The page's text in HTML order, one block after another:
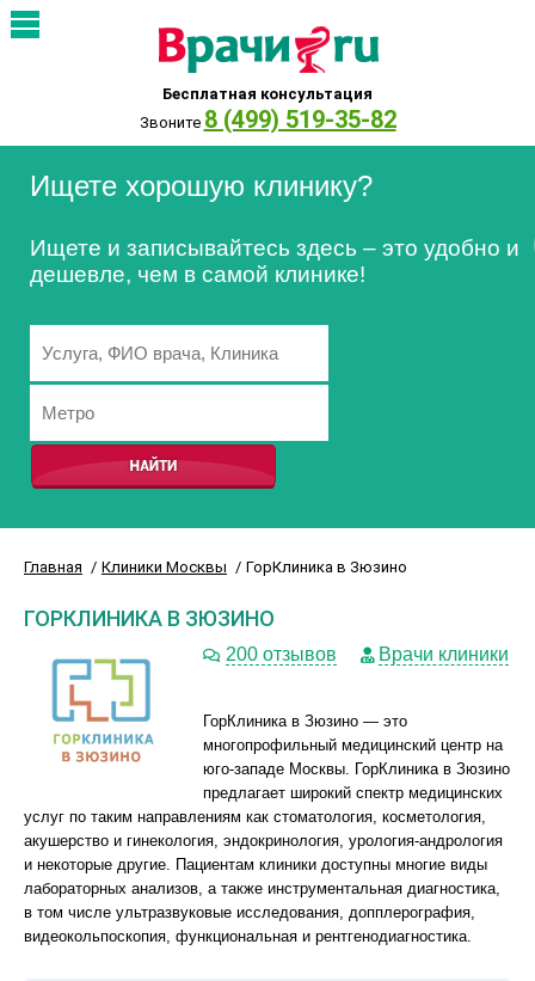
Бесплатная консультация
Звоните 8 (499) 519-35-82
Ищете хорошую клинику?
Ищете и записывайтесь здесь – это удобно и
дешевле, чем в самой клинике!
Главная Клиники Москвы ГорКлиника в Зюзино
ГОРКЛИНИКА В ЗЮЗИНО
200 отзывов Врачи клиники
ГорКлиника в Зюзино — это
многопрофильный медицинский центр на
юго-западе Москвы. ГорКлиника в Зюзино
предлагает широкий спектр медицинских
услуг по таким направлениям как стоматология, косметология,
акушерство и гинекология, эндокринология, урология-андрология
и некоторые другие. Пациентам клиники доступны многие виды
лабораторных анализов, а также инструментальная диагностика,
в том числе ультразвуковые исследования, допплерография,
видеокольпоскопия, функциональная и рентгенодиагностика.